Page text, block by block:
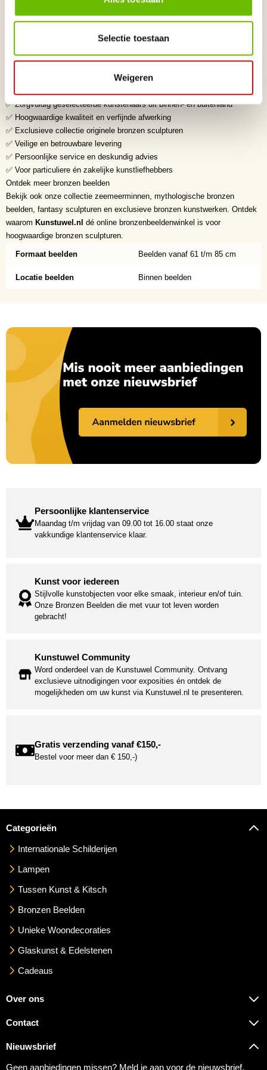
Selectie toestaan
Weigeren
brons behouden deze sculpturen generaties lang hun exclusieve
uitstraling. De combinatie van artistieke vormgeving, ambachtelijk
een waardevol verzamelobject.
Waarom kiezen voor Kunstuwel.nl?
✅ Zorgvuldig geselecteerde kunstenaars uit binnen- en buitenland
✅ Hoogwaardige kwaliteit en verfijnde afwerking
✅ Exclusieve collectie originele bronzen sculpturen
✅ Veilige en betrouwbare levering
✅ Persoonlijke service en deskundig advies
✅ Voor particuliere én zakelijke kunstliefhebbers
Ontdek meer bronzen beelden
Bekijk ook onze collectie zeemeerminnen, mythologische bronzen
beelden, fantasy sculpturen en exclusieve bronzen kunstwerken. Ontdek
waarom Kunstuwel.nl dé online bronzenbeeldenwinkel is voor
hoogwaardige bronzen sculpturen.
Formaat beelden Beelden vanaf 61 t/m 85 cm
Locatie beelden Binnen beelden
Persoonlijke klantenservice
Maandag t/m vrijdag van 09.00 tot 16.00 staat onze
vakkundige klantenservice klaar.
Kunst voor iedereen
Stijlvolle kunstobjecten voor elke smaak, interieur en/of tuin.
Onze Bronzen Beelden die met vuur tot leven worden
gebracht!
Kunstuwel Community
Word onderdeel van de Kunstuwel Community. Ontvang
exclusieve uitnodigingen voor exposities én ontdek de
mogelijkheden om uw kunst via Kunstuwel.nl te presenteren.
Gratis verzending vanaf €150,-
Bestel voor meer dan € 150,-)
Categorieën
Internationale Schilderijen
Lampen
Tussen Kunst & Kitsch
Bronzen Beelden
Unieke Woondecoraties
Glaskunst & Edelstenen
Cadeaus
Over ons
Contact
Nieuwsbrief
Geen aanbiedingen missen? Meld je aan voor de nieuwsbrief.